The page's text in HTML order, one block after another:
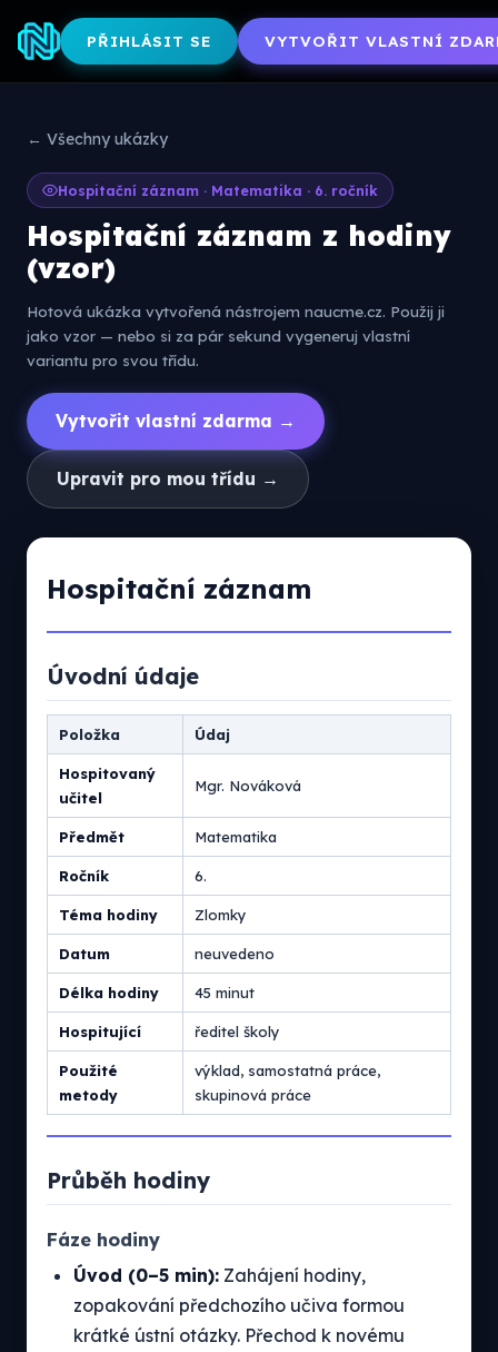
PŘIHLÁSIT SE VYTVOŘIT VLASTNÍ
← Všechny ukázky
Hospitační záznam · Matematika · 6. ročník
Hospitační záznam z hodiny
(vzor)
Hotová ukázka vytvořená nástrojem naucme.cz. Použij ji
jako vzor — nebo si za pár sekund vygeneruj vlastní
variantu pro svou třídu.
Vytvořit vlastní zdarma →
Upravit pro mou třídu →
Hospitační záznam
Úvodní údaje
Položka Údaj
Hospitovaný
učitel
Mgr. Nováková
Předmět Matematika
Ročník 6.
Téma hodiny Zlomky
Datum neuvedeno
Délka hodiny 45 minut
Hospitující ředitel školy
Použité
metody
výklad, samostatná práce,
skupinová práce
Průběh hodiny
Fáze hodiny
Úvod (0–5 min): Zahájení hodiny,
zopakování předchozího učiva formou
krátké ústní otázky. Přechod k novému